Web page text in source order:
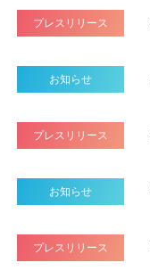
プレスリリース
お知らせ
プレスリリース
お知らせ
プレスリリース